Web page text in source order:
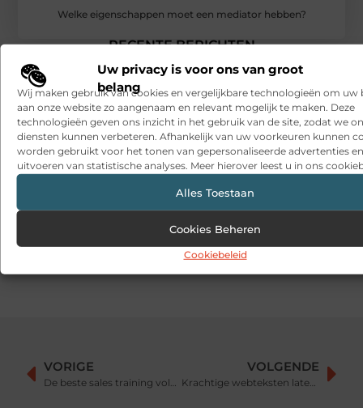
Uw privacy is voor ons van groot
belang
Wij maken gebruik van cookies en vergelijkbare technologieën om uw
aan onze website zo aangenaam en relevant mogelijk te maken. Deze
technologieën geven ons inzicht in het gebruik van de site, zodat we
diensten kunnen verbeteren. Afhankelijk van uw voorkeuren kunnen
worden gebruikt voor het tonen van gepersonaliseerde advertenties
uitvoeren van statistische analyses. Meer hierover leest u in ons
Alles Toestaan
Cookies Beheren
Cookiebeleid
Welke eigenschappen moet een mediator hebben?
RECENTE BERICHTEN
Snelle sfeerverbetering met accessoires die altijd passen
Een deur die open blijft zonder gedoe
Sitcon: Specialist in beveiligingsoplossingen en
detectietechnologie
Hoe contentmarketing evolueert in het tijdperk van AI-
What a men’s barber sees in the details
VORIGE
De beste sales training volg je bij Excellent
VOLGENDE
Krachtige webteksten laten schrijven